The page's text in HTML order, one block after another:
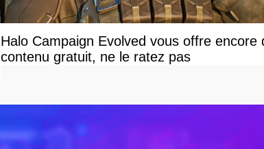
Halo Campaign Evolved vous offre encore
contenu gratuit, ne le ratez pas